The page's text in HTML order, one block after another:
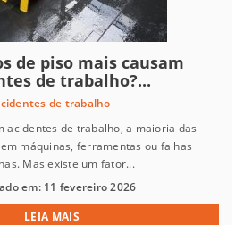
de piso mais causam
de trabalho?...
de trabalho
acidentes de trabalho, a maioria das
máquinas, ferramentas ou falhas
Mas existe um fator...
em: 11 fevereiro 2026
LEIA MAIS